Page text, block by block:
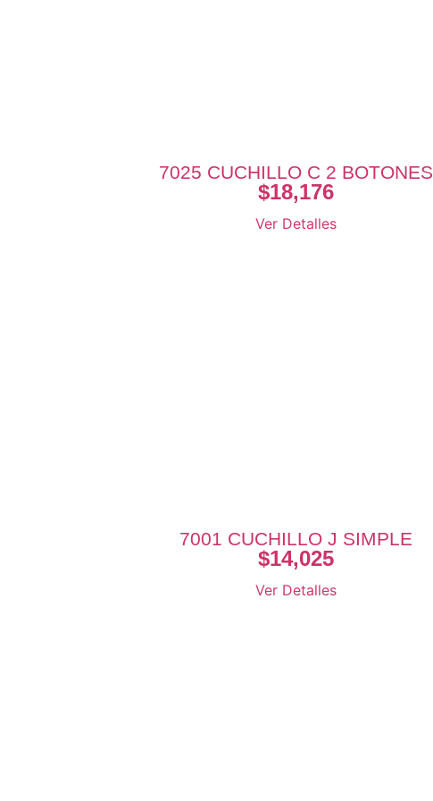
7025 CUCHILLO C 2 BOTONES
$18,176
Ver Detalles
7001 CUCHILLO J SIMPLE
$14,025
Ver Detalles